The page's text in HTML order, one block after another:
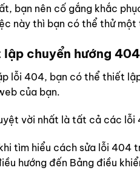
bạn nên cố gắng khắc
này thì bạn có thể thử
lập chuyển hướng 404
lỗi 404, bạn có thể thiết
của bạn.
vời nhất là tất cả các lỗi
tìm hiểu cách sửa lỗi 404
hướng đến Bảng điều